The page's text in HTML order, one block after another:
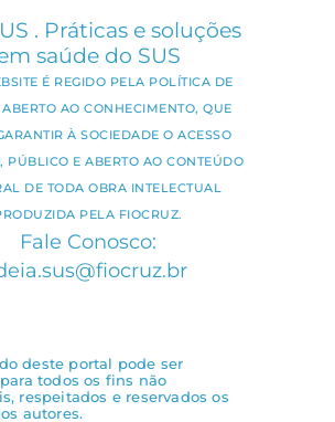
. Práticas e soluções
saúde do SUS
É REGIDO PELA POLÍTICA DE
ABERTO AO CONHECIMENTO, QUE
À SOCIEDADE O ACESSO
PÚBLICO E ABERTO AO CONTEÚDO
DE TODA OBRA INTELECTUAL
PELA FIOCRUZ.
Fale Conosco:
deste portal pode ser
todos os fins não
respeitados e reservados os
autores.